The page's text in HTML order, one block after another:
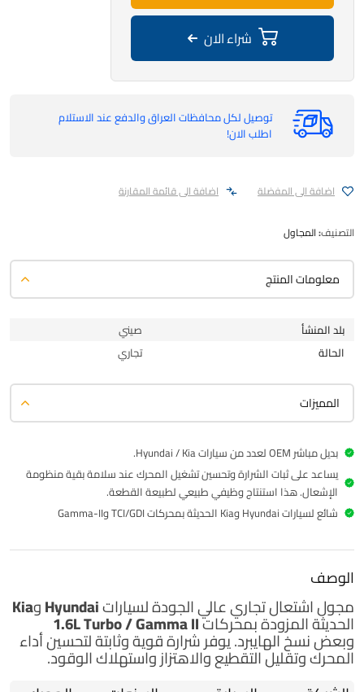
شراء الان
توصيل لكل محافظات العراق والدفع عند الاستلام
اطلب الان!
اضافة الى المفضلة اضافة الى قائمة المقارنة
التصنيف:المجاول
معلومات المنتج
بلد المنشأ
صيني
الحالة
تجاري
المميزات
بديل مباشر OEM لعدد من سيارات Hyundai / Kia.
يساعد على ثبات الشرارة وتحسين تشغيل المحرك عند سلامة بقية منظومة
الإشعال. هذا استنتاج وظيفي طبيعي لطبيعة القطعة.
شائع لسيارات Hyundai وKia الحديثة بمحركات TCI/GDI وGamma-II
الوصف
مجول اشتعالتجاريعالي الجودة لسياراتHyundai وKia
الحديثة المزودة بمحركات1.6L Turbo / Gamma II
وبعض نسخ الهايبرد. يوفر شرارة قوية وثابتة لتحسين أداء
المحرك وتقليل التقطيع والاهتزاز واستهلاك الوقود.